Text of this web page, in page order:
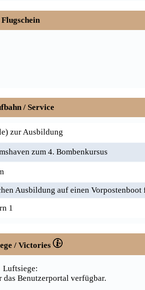
Flugschein
/ Service
zur Ausbildung
zum 4. Bombenkursus
Ausbildung auf einen Vorpostenboot
1
/ Victories
Luftsiege:
Benutzerportal verfügbar.